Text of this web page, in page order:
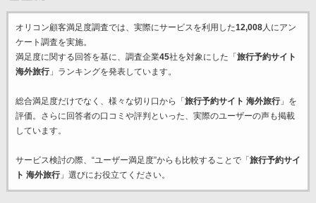
オリコン顧客満足度調査では、実際にサービスを利用した12,008人にアン
ケート調査を実施。
満足度に関する回答を基に、調査企業45社を対象にした「 旅行予約サイト
海外旅行」ランキングを発表しています。
総合満足度だけでなく、様々な切り口から「 旅行予約サイト 海外旅行」を
評価。さらに回答者の口コミや評判といった、実際のユーザーの声も掲載
しています。
サービス検討の際、“ユーザー満足度”からも比較することで「 旅行予約サイ
ト 海外旅行」選びにお役立てください。